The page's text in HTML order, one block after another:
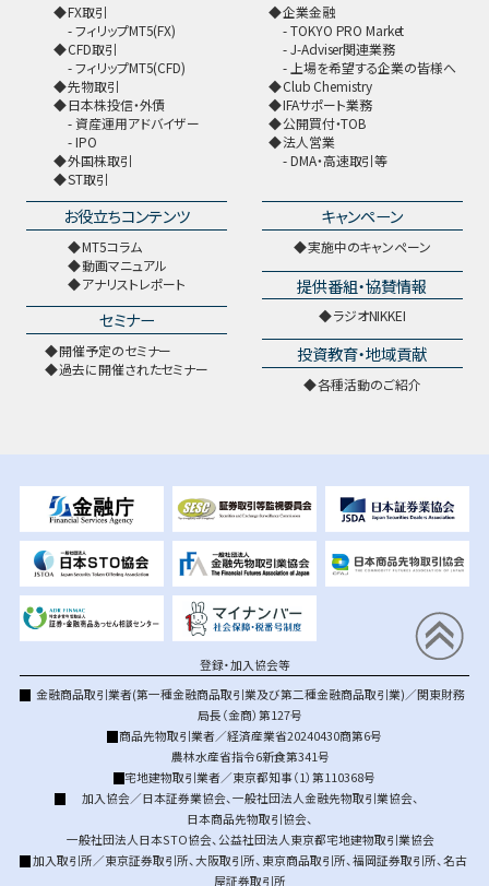
FX取引
フィリップMT5(FX)
CFD取引
フィリップMT5(CFD)
先物取引
日本株投信・外債
資産運用アドバイザー
IPO
外国株取引
ST取引
企業金融
TOKYO PRO Market
J-Adviser関連業務
上場を希望する企業の皆様へ
Club Chemistry
IFAサポート業務
公開買付・TOB
法人営業
DMA・高速取引等
お役立ちコンテンツ
MT5コラム
動画マニュアル
アナリストレポート
セミナー
開催予定のセミナー
過去に開催されたセミナー
キャンペーン
実施中のキャンペーン
提供番組・協賛情報
ラジオNIKKEI
投資教育・地域貢献
各種活動のご紹介
登録・加入協会等
金融商品取引業者(第一種金融商品取引業及び第二種金融商品取引業)／関東財務
局長（金商）第127号
商品先物取引業者／経済産業省20240430商第6号
農林水産省指令6新食第341号
宅地建物取引業者／東京都知事（1）第110368号
加入協会／日本証券業協会、一般社団法人金融先物取引業協会、
日本商品先物取引協会、
一般社団法人日本STO協会、公益社団法人東京都宅地建物取引業協会
加入取引所／東京証券取引所、大阪取引所、 東京商品取引所、福岡証券取引所、名古
屋証券取引所